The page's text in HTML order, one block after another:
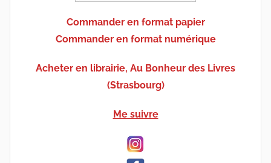
Commander en format papier
Commander en format numérique
Acheter en librairie, Au Bonheur des Livres
(Strasbourg)
Me suivre